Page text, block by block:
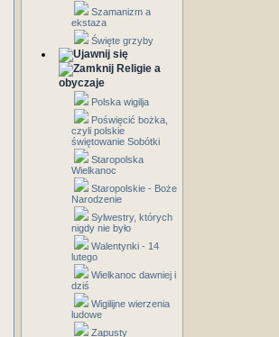
Szamanizm a
ekstaza
Święte grzyby
Religie a
obyczaje
Polska wigilja
Poświęcić bożka,
czyli polskie
świętowanie Sobótki
Staropolska
Wielkanoc
Staropolskie - Boże
Narodzenie
Sylwestry, których
nigdy nie było
Walentynki - 14
lutego
Wielkanoc dawniej i
dziś
Wigilijne wierzenia
ludowe
Zapusty